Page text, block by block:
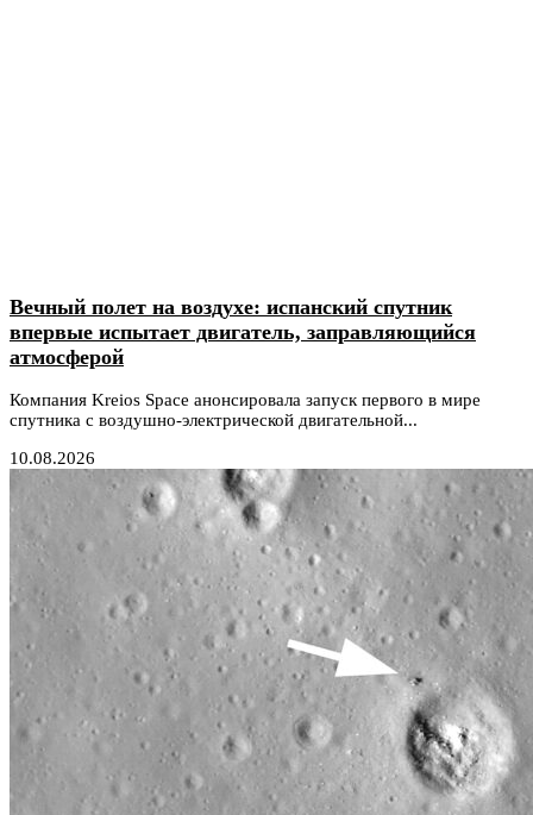
Вечный полет на воздухе: испанский спутник
впервые испытает двигатель, заправляющийся
атмосферой
Компания Kreios Space анонсировала запуск первого в мире
спутника с воздушно-электрической двигательной...
10.08.2026